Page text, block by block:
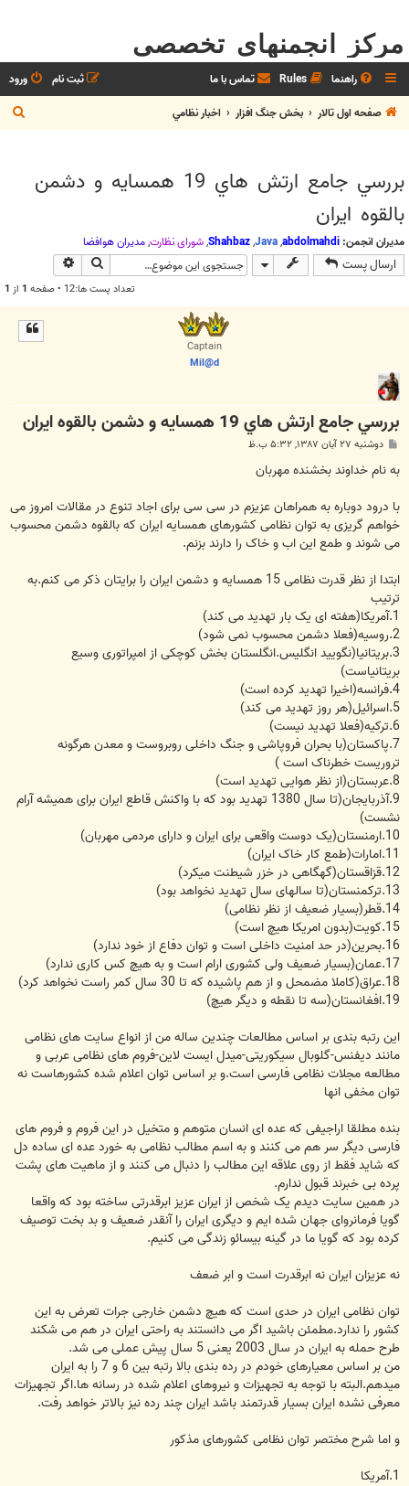
مرکز انجمنهای تخصصی
راهنما Rules تماس با ما ورود
ثبت نام
صفحه اول تالار
بخش جنگ افزار اخبار نظامي
س
بررسي جامع ارتش هاي 19 همسايه و دشمن
بالقوه ايران
مدیران انجمن: abdolmahdi
,
Java
,
Shahbaz
,شوراي نظارت,مديران هوافضا
ارسال پست جستجو
تعداد پست ها:12 • صفحه 1 از 1
Captain
Mil@d
بررسي جامع ارتش هاي 19 همسايه و دشمن بالقوه ايران
ت
دوشنبه ۲۷ آبان ۱۳۸۷, ۵:۳۲ ب.ظ
به نام خداوند بخشنده مهربان
با درود دوباره به همراهان عزیزم در سی سی برای اجاد تنوع در مقالات امروز می
خواهم گریزی به توان نظامی کشورهای همسایه ایران که بالقوه دشمن محسوب
می شوند و طمع این اب و خاک را دارند بزنم.
ابتدا از نظر قدرت نظامی 15 همسایه و دشمن ایران را برایتان ذکر می کنم.به
ترتیب
1.آمریکا(هفته ای یک بار تهدید می کند)
2.روسیه(فعلا دشمن محسوب نمی شود)
3.بریتانیا(نگویید انگلیس.انگلستان بخش کوچکی از امپراتوری وسیع
بریتانیاست)
4.فرانسه(اخیرا تهدید کرده است)
5.اسرائیل(هر روز تهدید می کند)
6.ترکیه(فعلا تهدید نیست)
7.پاکستان(با بحران فروپاشی و جنگ داخلی روبروست و معدن هرگونه
تروریست خطرناک است )
8.عربستان(از نظر هوایی تهدید است)
9.آذربایجان(تا سال 1380 تهدید بود که با واکنش قاطع ایران برای همیشه آرام
نشست)
10.ارمنستان(یک دوست واقعی برای ایران و دارای مردمی مهربان)
11.امارات(طمع کار خاک ایران)
12.قزاقستان(گهگاهی در خزر شیطنت میکرد)
13.ترکمنستان(تا سالهای سال تهدید نخواهد بود)
14.قطر(بسیار ضعیف از نظر نظامی)
15.کویت(بدون امریکا هیچ است)
16.بحرین(در حد امنیت داخلی است و توان دفاع از خود ندارد)
17.عمان(بسیار ضعیف ولی کشوری ارام است و به هیچ کس کاری ندارد)
18.عراق(کاملا مضمحل و از هم پاشیده که تا 30 سال کمر راست نخواهد کرد)
19.افغانستان(سه تا نقطه و دیگر هیچ)
این رتبه بندی بر اساس مطالعات چندین ساله من از انواع سایت های نظامی
مانند دیفنس-گلوبال سیکوریتی-میدل ایست لاین-فروم های نظامی عربی و
مطالعه مجلات نظامی فارسی است.و بر اساس توان اعلام شده کشورهاست نه
توان مخفی انها
بنده مطلقا اراجیفی که عده ای انسان متوهم و متخیل در این فروم و فروم های
فارسی دیگر سر هم می کنند و به اسم مطالب نظامی به خورد عده ای ساده دل
که شاید فقط از روی علاقه این مطالب را دنبال می کنند و از ماهیت های پشت
پرده بی خبرند قبول ندارم.
در همین سایت دیدم یک شخص از ایران عزیز ابرقدرتی ساخته بود که واقعا
گویا فرمانروای جهان شده ایم و دیگری ایران را آنقدر ضعیف و بد بخت توصیف
کرده بود که گویا ما در گینه بیسائو زندگی می کنیم.
نه عزیزان ایران نه ابرقدرت است و ابر ضعف
توان نظامی ایران در حدی است که هیچ دشمن خارجی جرات تعرض به این
کشور را ندارد.مطمئن باشید اگر می دانستند به راحتی ایران در هم می شکند
طرح حمله به ایران در سال 2003 یعنی 5 سال پیش عملی می شد.
من بر اساس معیارهای خودم در رده بندی بالا رتبه بین 6 و 7 را به ایران
میدهم.البته با توجه به تجهیزات و نیروهای اعلام شده در رسانه ها.اگر تجهیزات
معرفی نشده ایران بسیار قدرتمند باشد ایران چند رده نیز بالاتر خواهد رفت.
و اما شرح مختصر توان نظامی کشورهای مذکور
1.آمریکا